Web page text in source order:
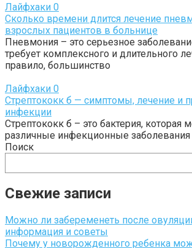
Лайфхаки 0
Сколько времени длится лечение
взрослых пациентов в больнице
Пневмония – это серьезное
требует комплексного и длительного
правило, большинство
Лайфхаки 0
Стрептококк б — симптомы, лечение и
инфекции
Стрептококк б – это бактерия,
различные инфекционные заболевания
Поиск
Свежие записи
Можно ли забеременеть после
информация и советы
Почему у новорожденного ребенка